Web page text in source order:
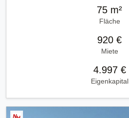
75 m²
Fläche
920 €
Miete
4.997 €
Eigenkapital